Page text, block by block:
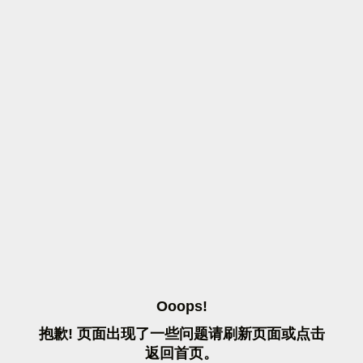
OOOPS!
抱歉! 页面出现了一些问题请刷 新页面或点击
返 回首页。